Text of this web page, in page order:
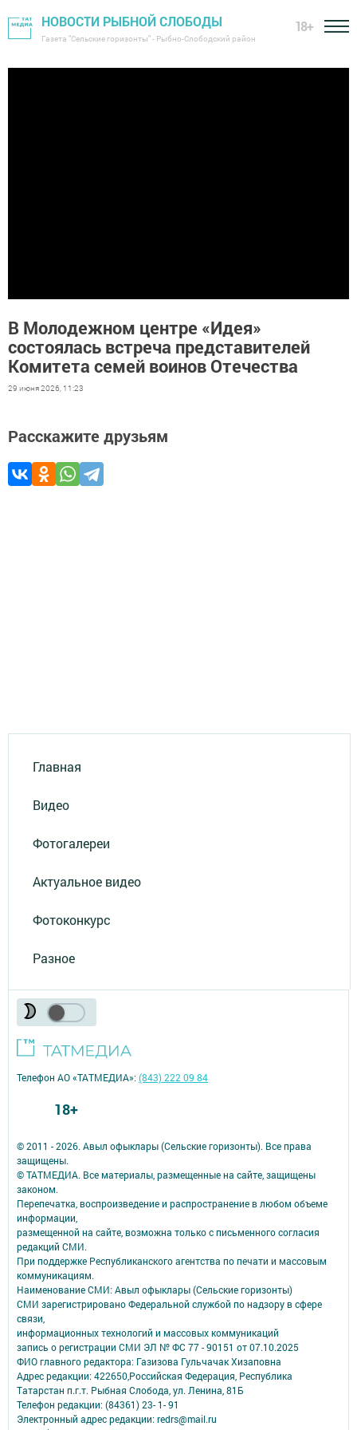
НОВОСТИ РЫБНОЙ СЛОБОДЫ
Газета "Сельские горизонты" - Рыбно-Слободский район
18+
В Молодежном центре «Идея»
состоялась встреча представителей
Комитета семей воинов Отечества
29 июня 2026, 11:23
Расскажите друзьям
Главная
Видео
Фотогалереи
Актуальное видео
Фотоконкурс
Разное
© 2011 - 2026. Авыл офыклары (Сельские горизонты). Все права
защищены.
© ТАТМЕДИА. Все материалы, размещенные на сайте, защищены
законом.
Перепечатка, воспроизведение и распространение в любом объеме
информации,
размещенной на сайте, возможна только с письменного согласия
редакций СМИ.
При поддержке Республиканского агентства по печати и массовым
коммуникациям.
Наименование СМИ: Авыл офыклары (Сельские горизонты)
СМИ зарегистрировано Федеральной службой по надзору в сфере
связи,
информационных технологий и массовых коммуникаций
запись о регистрации СМИ ЭЛ № ФС 77 - 90151 от 07.10.2025
ФИО главного редактора: Газизова Гульчачак Хизаповна
Адрес редакции: 422650,Российская Федерация, Республика
Татарстан п.г.т. Рыбная Слобода, ул. Ленина, 81Б
Телефон редакции: (84361) 23- 1- 91
Электронный адрес редакции: redrs@mail.ru
Телефон АО «ТАТМЕДИА»:(843) 222 09 84
18+